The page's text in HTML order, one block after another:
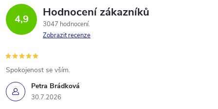
4,9 Hodnocení zákazníků
3047 hodnocení
Zobrazit recenze
Petra Brádková
30.7.2026
Spokojenost se vším.